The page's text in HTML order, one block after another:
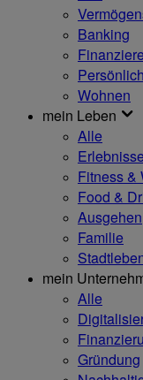
Banking
Wohnen
mein Leben
Alle
Erlebnisse
Fitness &
Food &
Ausgehen
Familie
mein
Alle
Gründung